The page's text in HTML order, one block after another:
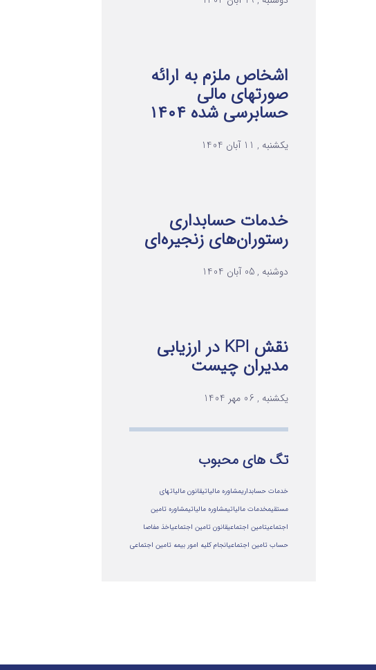
اشخاص ملزم به ارائه
صورتهای مالی
حسابرسی شده ۱۴۰۴
یکشنبه , 11 آبان 1404
خدمات حسابداری
رستوران‌های زنجیره‌ای
دوشنبه , 05 آبان 1404
نقش KPI در ارزیابی
مدیران چیست
یکشنبه , 06 مهر 1404
تگ های محبوب
خدمات حسابداریمشاوره مالیاتیقانون مالیاتهای
مستقیمخدمات مالیاتیمشاوره مالياتيمشاوره تامین
اجتماعیتامین اجتماعیقانون تامین اجتماعیاخذ مفاصا
حساب تامین اجتماعیانجام کلیه امور بیمه تامین اجتماعی